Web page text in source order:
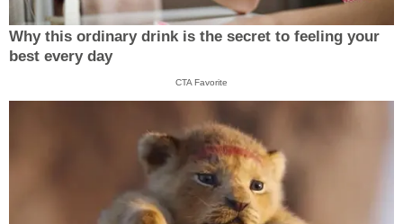
Why this ordinary drink is the secret to feeling your
best every day
CTA Favorite